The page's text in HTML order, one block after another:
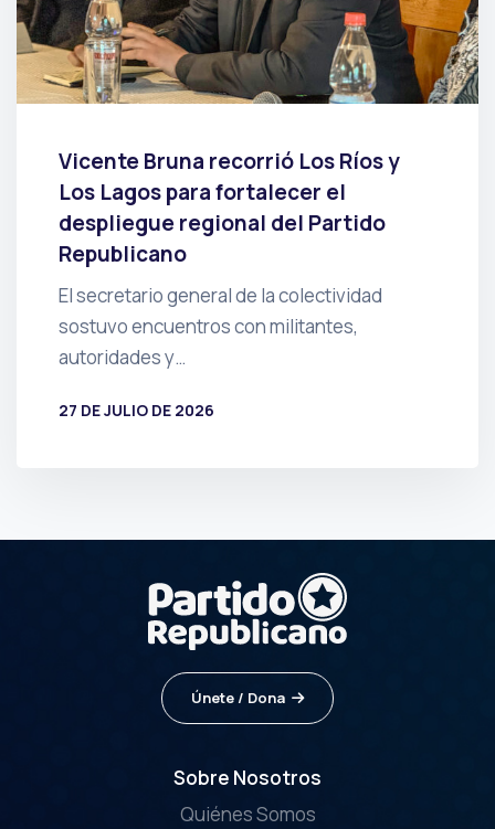
Vicente Bruna recorrió Los Ríos y
Los Lagos para fortalecer el
despliegue regional del Partido
Republicano
El secretario general de la colectividad
sostuvo encuentros con militantes,
autoridades y…
27 DE JULIO DE 2026
Únete / Dona
Sobre Nosotros
Quiénes Somos